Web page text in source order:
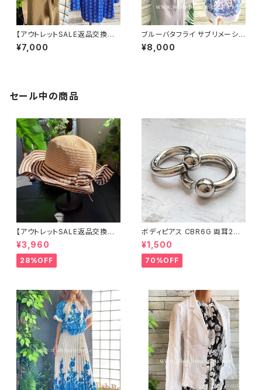
【アウトレットSALE返品交換不
可8/20まで】イタリア製シャツ・
ブラウス・トップス｜Made in IT
¥7,000
ブルーバタフライ サブリメーショ
ンTシャツ・インポート・カットソ
ー 七分袖トップス｜ブルー
¥8,000
セール中の商品
【アウトレットSALE返品交換不
可8/20まで】つば広サマーハッ
ト・通気性・軽量 ワイヤー入りハ
ット ボーダー＆BIGリボン・女優
帽 UV/紫外線対策 レディースハ
¥3,960
28%OFF
ボディピアス CBR6G 両耳2個
セット 1ボール ネジ式 簡単脱着
サージカルステンレス NY直輸
入
¥1,500
70%OFF